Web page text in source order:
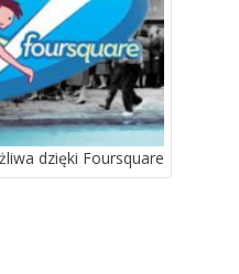
dzięki Foursquare